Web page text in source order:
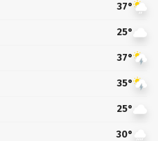
37°
25°
37°
35°
25°
30°